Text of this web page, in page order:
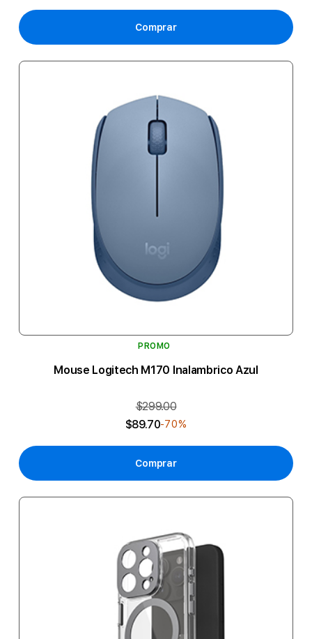
Comprar
PROMO
Mouse Logitech M170 Inalambrico Azul
$299.00
$89.70-70%
Comprar